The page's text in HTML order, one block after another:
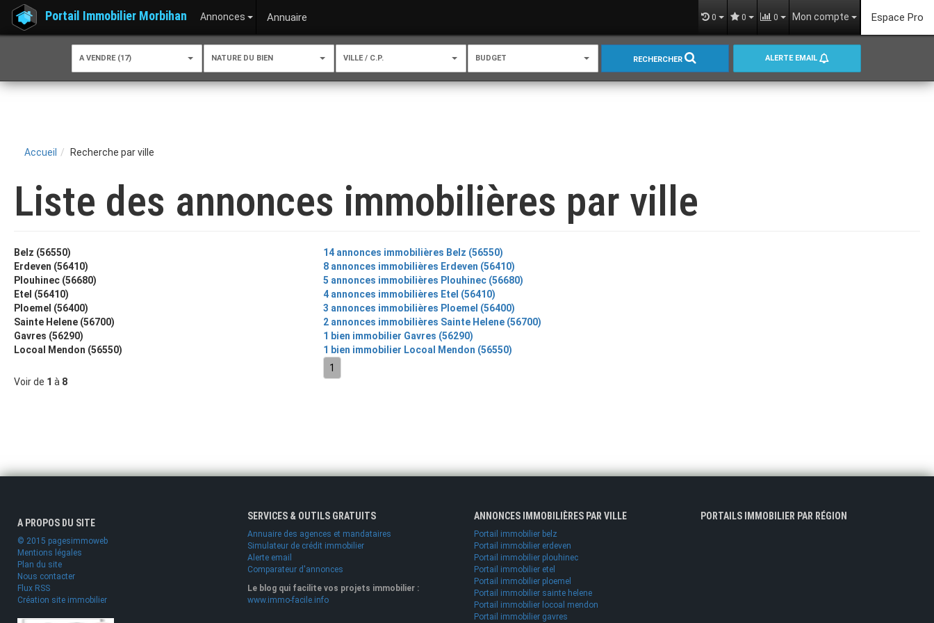
Portail Immobilier Morbihan Annonces Annuaire 0 0 0 Mon compte Espace Pro
A VENDRE (17) NATURE DU BIEN VILLE / C.P. BUDGET RECHERCHER ALERTE EMAIL
Accueil Recherche par ville
Liste des annonces immobilières par ville
Belz (56550)
14 annonces immobilières Belz (56550)
Erdeven (56410)
8 annonces immobilières Erdeven (56410)
Plouhinec (56680)
5 annonces immobilières Plouhinec (56680)
Etel (56410)
4 annonces immobilières Etel (56410)
Ploemel (56400)
3 annonces immobilières Ploemel (56400)
Sainte Helene (56700)
2 annonces immobilières Sainte Helene (56700)
Gavres (56290)
1 bien immobilier Gavres (56290)
Locoal Mendon (56550)
1 bien immobilier Locoal Mendon (56550)
Voir de 1 à 8
1
A PROPOS DU SITE
© 2015 pagesimmoweb
Mentions légales
Plan du site
Nous contacter
Flux RSS
Création site immobilier
SERVICES & OUTILS GRATUITS
Annuaire des agences et mandataires
Simulateur de crédit immobilier
Alerte email
Comparateur d'annonces
Le blog qui facilite vos projets immobilier :
www.immo-facile.info
ANNONCES IMMOBILIÈRES PAR VILLE
Portail immobilier belz
Portail immobilier erdeven
Portail immobilier plouhinec
Portail immobilier etel
Portail immobilier ploemel
Portail immobilier sainte helene
Portail immobilier locoal mendon
Portail immobilier gavres
PORTAILS IMMOBILIER PAR RÉGION